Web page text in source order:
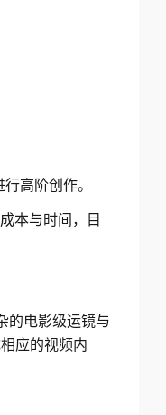
高阶创作。
本与时间，目
的电影级运镜与
应的视频内